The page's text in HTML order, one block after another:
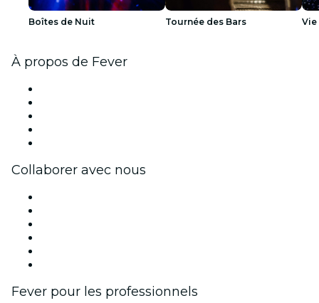
Boîtes de Nuit Tournée des Bars Vie
À propos de Fever
Collaborer avec nous
Fever pour les professionnels